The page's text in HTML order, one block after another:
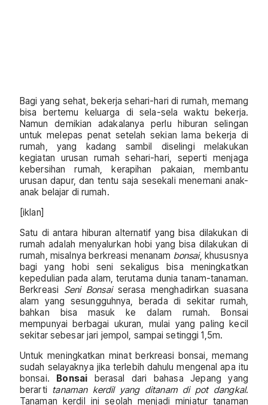
Bagi yang sehat, bekerja sehari-hari di rumah, memang
bisa bertemu keluarga di sela-sela waktu bekerja.
Namun demikian adakalanya perlu hiburan selingan
untuk melepas penat setelah sekian lama bekerja di
rumah, yang kadang sambil diselingi melakukan
kegiatan urusan rumah sehari-hari, seperti menjaga
kebersihan rumah, kerapihan pakaian, membantu
urusan dapur, dan tentu saja sesekali menemani anak-
anak belajar di rumah.
[iklan]
Satu di antara hiburan alternatif yang bisa dilakukan di
rumah adalah menyalurkan hobi yang bisa dilakukan di
rumah, misalnya berkreasi menanam bonsai, khususnya
bagi yang hobi seni sekaligus bisa meningkatkan
kepedulian pada alam, terutama dunia tanam-tanaman.
Berkreasi Seni Bonsaiserasa menghadirkan suasana
alam yang sesungguhnya, berada di sekitar rumah,
bahkan bisa masuk ke dalam rumah. Bonsai
mempunyai berbagai ukuran, mulai yang paling kecil
sekitar sebesar jari jempol, sampai setinggi 1,5m.
Untuk meningkatkan minat berkreasi bonsai, memang
sudah selayaknya jika terlebih dahulu mengenal apa itu
bonsai.
Bonsai berasal dari bahasa Jepang yang
berarti tanaman kerdil yang ditanam di pot dangkal.
Tanaman kerdil ini seolah menjadi miniatur tanaman